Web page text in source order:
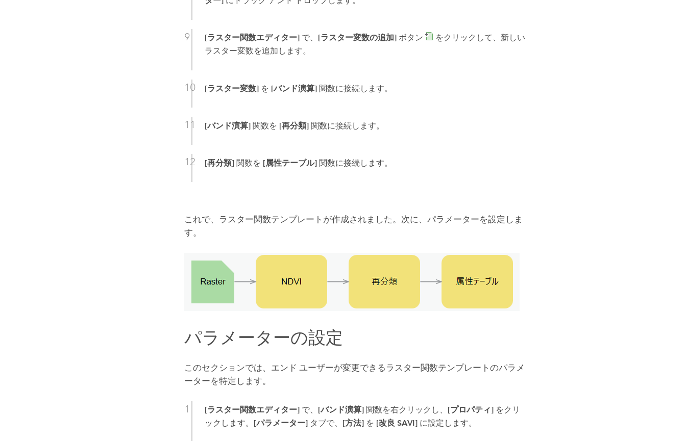
[ラスター関数エディター] で、 [ラスター変数の追加] ボタン
をクリックして、新しい
ラスター変数を追加します。
[ラスター変数] を [バンド演算] 関数に接続します。
[バンド演算] 関数を [再分類] 関数に接続します。
[再分類] 関数を [属性テーブル] 関数に接続します。
これで、ラスター関数テンプレートが作成されました。次に、パラメーターを設定しま
す。
パラメーターの設定
このセクションでは、エンド ユーザーが変更できるラスター関数テンプレートのパラメ
ーターを特定します。
[ラスター関数エディター] で、 [バンド演算] 関数を右クリックし、 [プロパティ] をクリ
ックします。 [パラメーター] タブで、 [方法] を [改良 SAVI] に設定します。